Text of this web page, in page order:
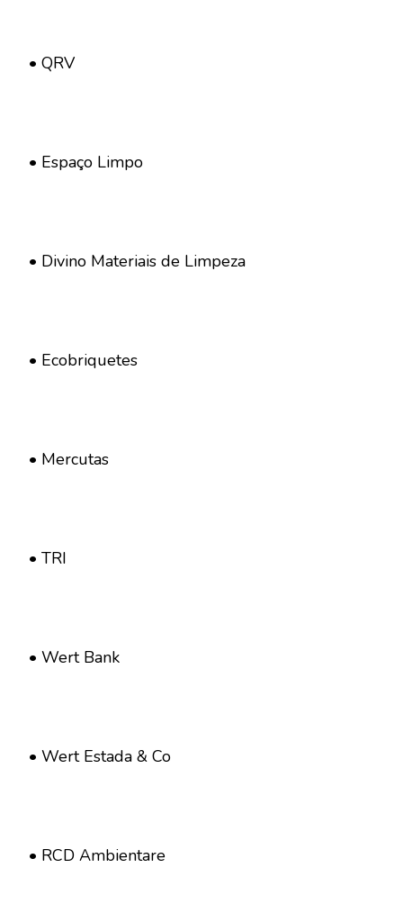
• QRV
• Espaço Limpo
• Divino Materiais de Limpeza
• Ecobriquetes
• Mercutas
• TRI
• Wert Bank
• Wert Estada & Co
• RCD Ambientare